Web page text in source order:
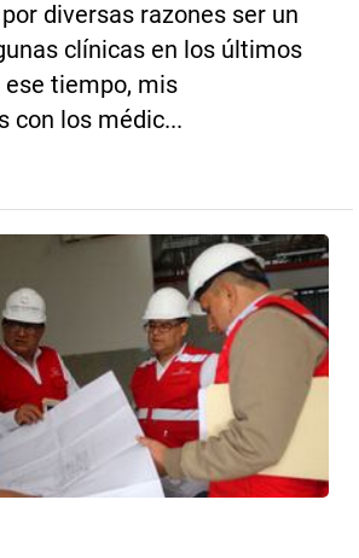
diversas razones ser un
clínicas en los últimos
ese tiempo, mis
con los médic...